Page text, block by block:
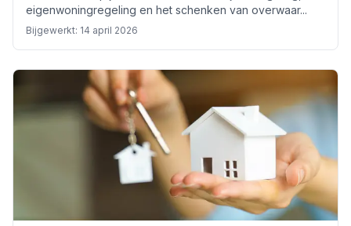
eigenwoningregeling en het schenken van overwaar...
Bijgewerkt: 14 april 2026